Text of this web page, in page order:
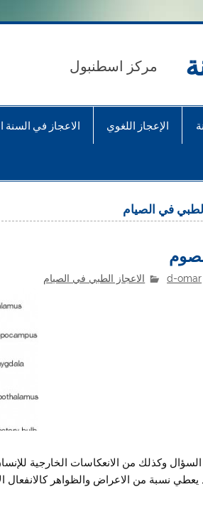
مركز اسطنبول
الإعجاز اللغوي الاعجاز في السنة
في الصيام
d-omar الاعجاز الطبي في الصيام
السؤال وكذلك من الانعكاسات الخارجية
يعطي نسبة من الاعراض والظواهر